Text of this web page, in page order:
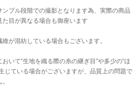
プル段階での撮影となります為、実際の商品
た目が異なる場合も御座います
が混紡している場合もございます。
いて“生地を織る際の糸の継ぎ目”や多少の“ほ
じている場合がございますが、品質上の問題で